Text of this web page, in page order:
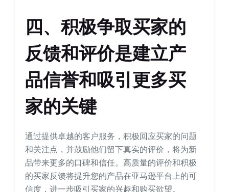
四、积极争取买家的
反馈和评价是建立产
品信誉和吸引更多买
家的关键
通过提供卓越的客户服务，积极回应买家的问题
和关注点，并鼓励他们留下真实的评价，将为新
品带来更多的口碑和信任。高质量的评价和积极
的买家反馈将提升您的产品在亚马逊平台上的可
信度，进一步吸引买家的兴趣和购买欲望。